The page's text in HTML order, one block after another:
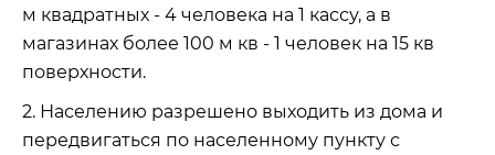
м квадратных - 4 человека на 1 кассу, а в
магазинах более 100 м кв - 1 человек на 15 кв
поверхности.
2. Населению разрешено выходить из дома и
передвигаться по населенному пункту с